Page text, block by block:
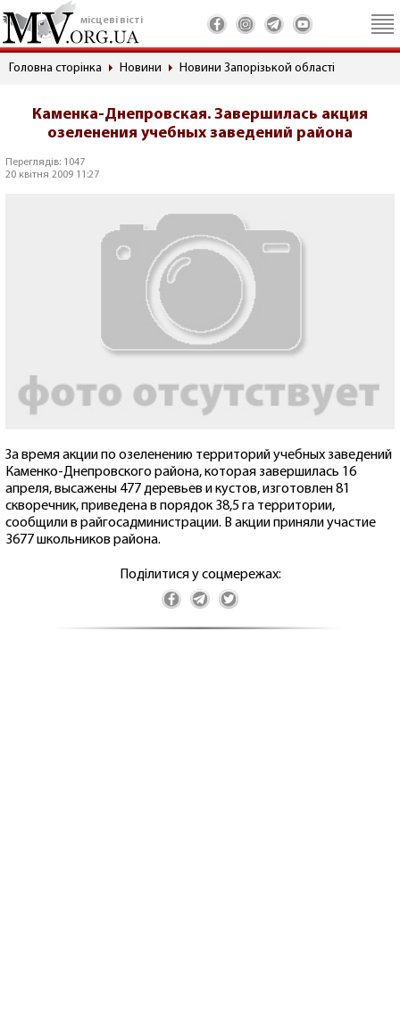
місцеві вісті
Головна сторінка Новини Новини Запорізькой області
Каменка-Днепровская. Завершилась акция
озеленения учебных заведений района
Переглядів: 1047
20 квітня 2009 11:27
За время акции по озеленению территорий учебных заведений
Каменко-Днепровского района, которая завершилась 16
апреля, высажены 477 деревьев и кустов, изготовлен 81
скворечник, приведена в порядок 38,5 га территории,
сообщили в райгосадминистрации. В акции приняли участие
3677 школьников района.
Поділитися у соцмережах: